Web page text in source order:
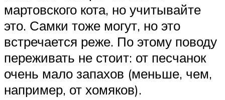
мартовского кота, но учитывайте
это. Самки тоже могут, но это
встречается реже. По этому поводу
переживать не стоит: от песчанок
очень мало запахов (меньше, чем,
например, от хомяков).